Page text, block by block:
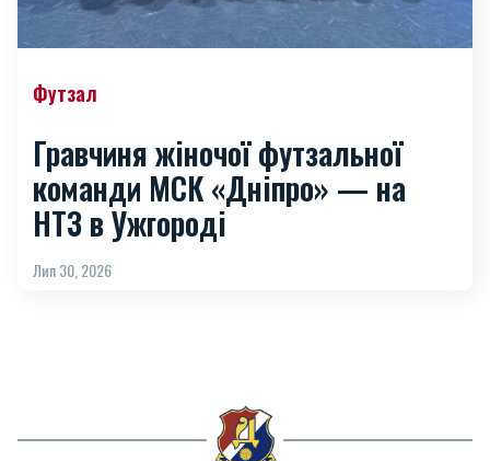
Футзал
Гравчиня жіночої футзальної
команди МСК «Дніпро» — на
НТЗ в Ужгороді
Лип 30, 2026